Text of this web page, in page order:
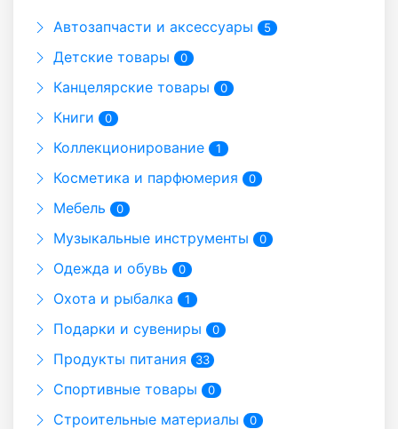
Автозапчасти и аксессуары 5
Детские товары 0
Канцелярские товары 0
Книги 0
Коллекционирование 1
Косметика и парфюмерия 0
Мебель 0
Музыкальные инструменты 0
Одежда и обувь 0
Охота и рыбалка 1
Подарки и сувениры 0
Продукты питания 33
Спортивные товары 0
Строительные материалы 0